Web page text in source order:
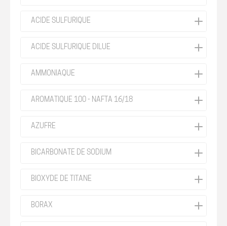
ACIDE SULFURIQUE
ACIDE SULFURIQUE DILUE
AMMONIAQUE
AROMATIQUE 100 - NAFTA 16/18
AZUFRE
BICARBONATE DE SODIUM
BIOXYDE DE TITANE
BORAX